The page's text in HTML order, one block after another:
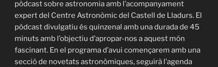
pòdcast sobre astronomia amb l’acompanyament
expert del Centre Astronòmic del Castell de Lladurs. El
pòdcast divulgatiu és quinzenal amb una durada de 45
minuts amb l’objectiu d’apropar-nos a aquest món
fascinant. En el programa d’avui començarem amb una
secció de novetats astronòmiques, seguirà l’agenda